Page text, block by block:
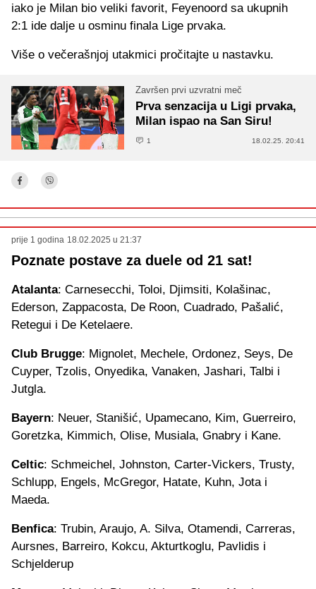
iako je Milan bio veliki favorit, Feyenoord sa ukupnih
2:1 ide dalje u osminu finala Lige prvaka.
Više o večerašnjoj utakmici pročitajte u nastavku.
Završen prvi uzvratni meč
Prva senzacija u Ligi prvaka,
Milan ispao na San Siru!
1 18.02.25. 20:41
prije 1 godina 18.02.2025 u 21:37
Poznate postave za duele od 21 sat!
Atalanta: Carnesecchi, Toloi, Djimsiti, Kolašinac,
Ederson, Zappacosta, De Roon, Cuadrado, Pašalić,
Retegui i De Ketelaere.
Club Brugge: Mignolet, Mechele, Ordonez, Seys, De
Cuyper, Tzolis, Onyedika, Vanaken, Jashari, Talbi i
Jutgla.
Bayern: Neuer, Stanišić, Upamecano, Kim, Guerreiro,
Goretzka, Kimmich, Olise, Musiala, Gnabry i Kane.
Celtic: Schmeichel, Johnston, Carter-Vickers, Trusty,
Schlupp, Engels, McGregor, Hatate, Kuhn, Jota i
Maeda.
Benfica: Trubin, Araujo, A. Silva, Otamendi, Carreras,
Aursnes, Barreiro, Kokcu, Akturtkoglu, Pavlidis i
Schjelderup